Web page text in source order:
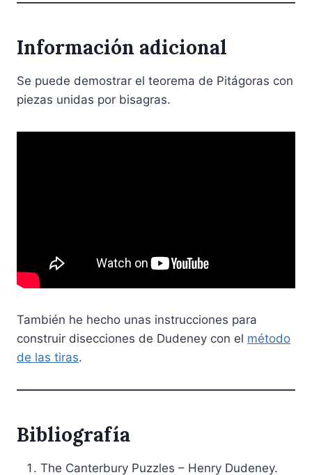
Información adicional
Se puede demostrar el teorema de Pitágoras con
piezas unidas por bisagras.
También he hecho unas instrucciones para
construir disecciones de Dudeney con el método
de las tiras.
Bibliografía
The Canterbury Puzzles – Henry Dudeney.